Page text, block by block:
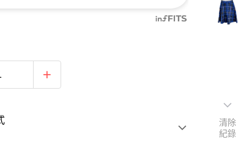
清除
紀錄